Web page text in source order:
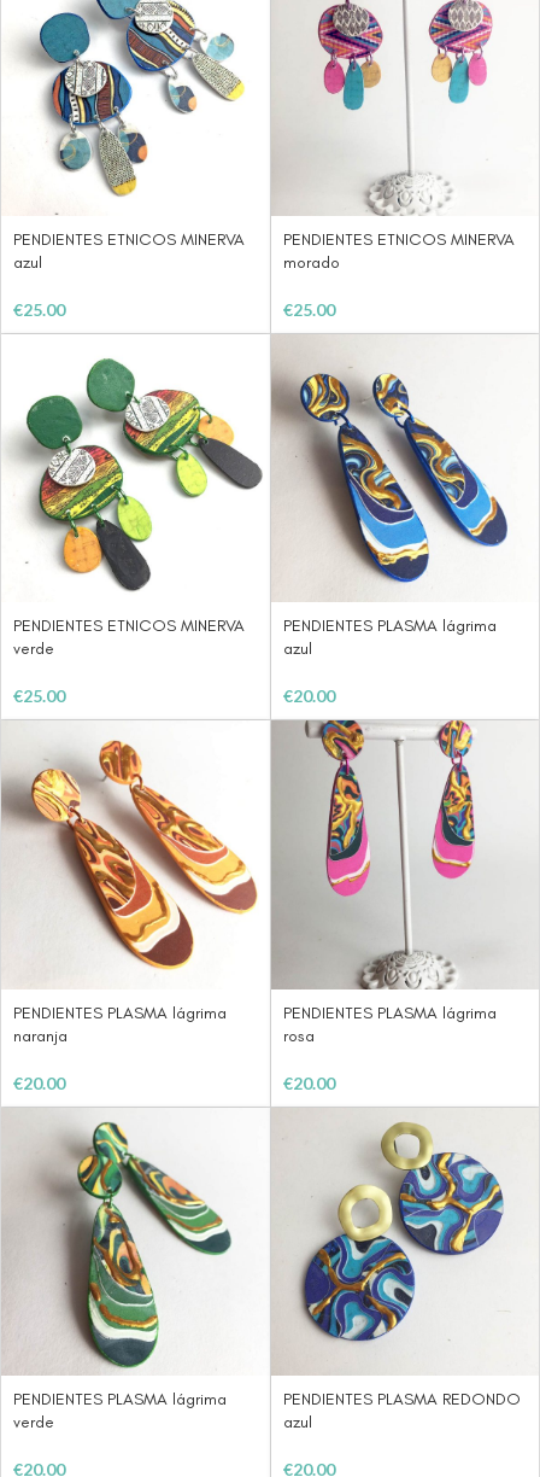
PENDIENTES ETNICOS MINERVA
azul
€25.00
PENDIENTES ETNICOS MINERVA
morado
€25.00
PENDIENTES ETNICOS MINERVA
verde
€25.00
PENDIENTES PLASMA lágrima
azul
€20.00
PENDIENTES PLASMA lágrima
naranja
€20.00
PENDIENTES PLASMA lágrima
rosa
€20.00
PENDIENTES PLASMA lágrima
verde
€20.00
PENDIENTES PLASMA REDONDO
azul
€20.00